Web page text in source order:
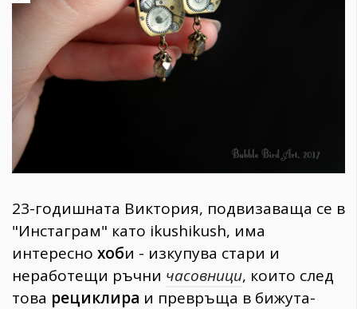
Gentlemen
Wellness
1816
ПОСЛЕДВАЙТЕ
НИ
23-годишната Виктория, подвизаваща се в
"Инстаграм" като ikushikush, има
интересно хоби - изкупува стари и
неработещи ръчни часовници, които след
това рециклира и превръща в бижута-